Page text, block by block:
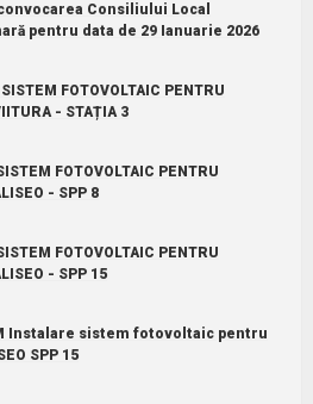
Consiliului Local
pentru data de 29 Ianuarie 2026
FOTOVOLTAIC PENTRU
- STAȚIA 3
FOTOVOLTAIC PENTRU
- SPP 8
FOTOVOLTAIC PENTRU
- SPP 15
Instalare sistem fotovoltaic pentru
SPP 15